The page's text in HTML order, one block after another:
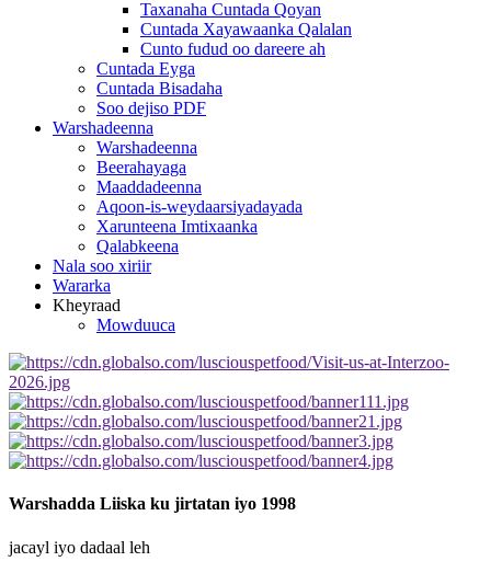
Taxanaha Cuntada Qoyan
Cuntada Xayawaanka Qalalan
Cunto fudud oo dareere ah
Cuntada Eyga
Cuntada Bisadaha
Soo dejiso PDF
Warshadeenna
Warshadeenna
Beerahayaga
Maaddadeenna
Aqoon-is-weydaarsiyadayada
Xarunteena Imtixaanka
Qalabkeena
Nala soo xiriir
Wararka
Kheyraad
Mowduuca
Warshadda Liiska ku jirtatan iyo 1998
jacayl iyo dadaal leh